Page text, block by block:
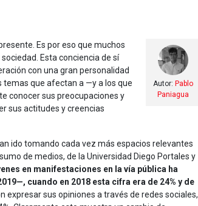
Autor: Pablo
Paniagua
Es por eso que muchos
Esta conciencia de sí
con una gran personalidad
temas que afectan a —y a los que
conocer sus preocupaciones y
sus actitudes y creencias
ido tomando cada vez más espacios relevantes
de medios, de la Universidad Diego Portales y
en manifestaciones en la vía pública ha
cuando en 2018 esta cifra era de 24% y de
expresar sus opiniones a través de redes sociales,